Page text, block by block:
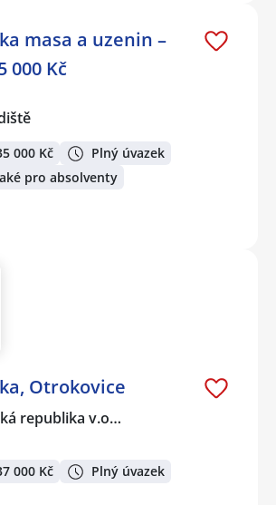
masa a uzenin –
000 Kč
000 Kč
Plný úvazek
pro absolventy
Otrokovice
republika v.o…
000 Kč Plný úvazek